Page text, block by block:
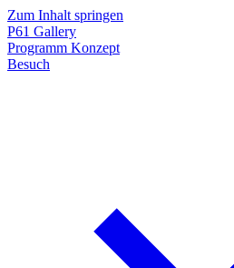
Zum Inhalt springen
P61 Gallery
Programm Konzept
Besuch